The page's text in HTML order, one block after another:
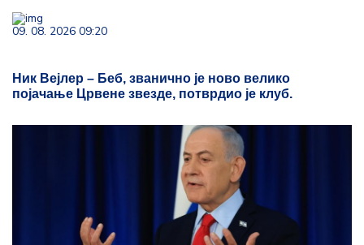
09. 08. 2026 09:20
Ник Вејлер – Беб, званично је ново велико
појачање Црвене звезде, потврдио је клуб.